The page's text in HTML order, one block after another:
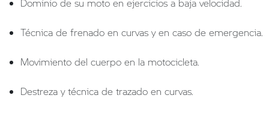
Técnica de frenado en curvas y en caso de emergencia.
Movimiento del cuerpo en la motocicleta.
Destreza y técnica de trazado en curvas.